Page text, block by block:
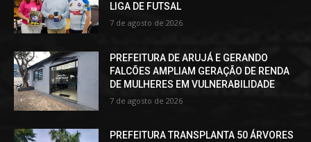
LIGA DE FUTSAL
7 de agosto de 2026
PREFEITURA DE ARUJÁ E GERANDO
FALCÕES AMPLIAM GERAÇÃO DE RENDA
DE MULHERES EM VULNERABILIDADE
7 de agosto de 2026
PREFEITURA TRANSPLANTA 50 ÁRVORES